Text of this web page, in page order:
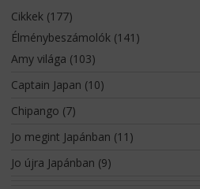
Cikkek(177)
Élménybeszámolók(141)
Amy világa (103)
Captain Japan (10)
Chipango (7)
Jo megint Japánban (11)
Jo újra Japánban (9)